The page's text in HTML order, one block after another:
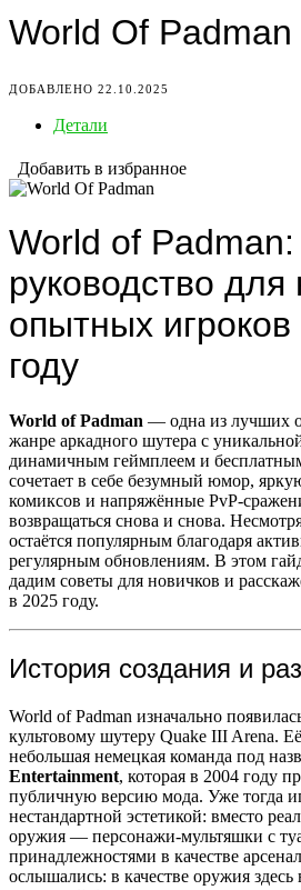
World Of Padman
ДОБАВЛЕНО 22.10.2025
Детали
Добавить в избранное
World of
руководство для
опытных
году
World of Padman — одна из лучших
жанре аркадного шутера с
динамичным геймплеем и
сочетает в себе безумный юмор,
комиксов и напряжённые PvP-
возвращаться снова и снова.
остаётся популярным благодаря
регулярным обновлениям. В этом
дадим советы для новичков и
в 2025 году.
История создания и
World of Padman изначально
культовому шутеру Quake III Arena.
небольшая немецкая команда под
Entertainment, которая в 2004 году
публичную версию мода. Уже тогда
нестандартной эстетикой: вместо
оружия — персонажи-мультяшки с
принадлежностями в качестве
ослышались: в качестве оружия